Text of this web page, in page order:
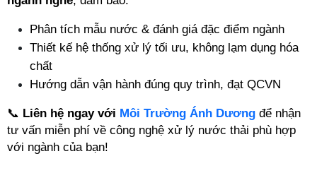
Phân tích mẫu nước & đánh giá đặc điểm ngành
Thiết kế hệ thống xử lý tối ưu, không lạm dụng hóa
chất
Hướng dẫn vận hành đúng quy trình, đạt QCVN
📞 Liên hệ ngay với Môi Trường Ánh Dương để nhận
tư vấn miễn phí về công nghệ xử lý nước thải phù hợp
với ngành của bạn!